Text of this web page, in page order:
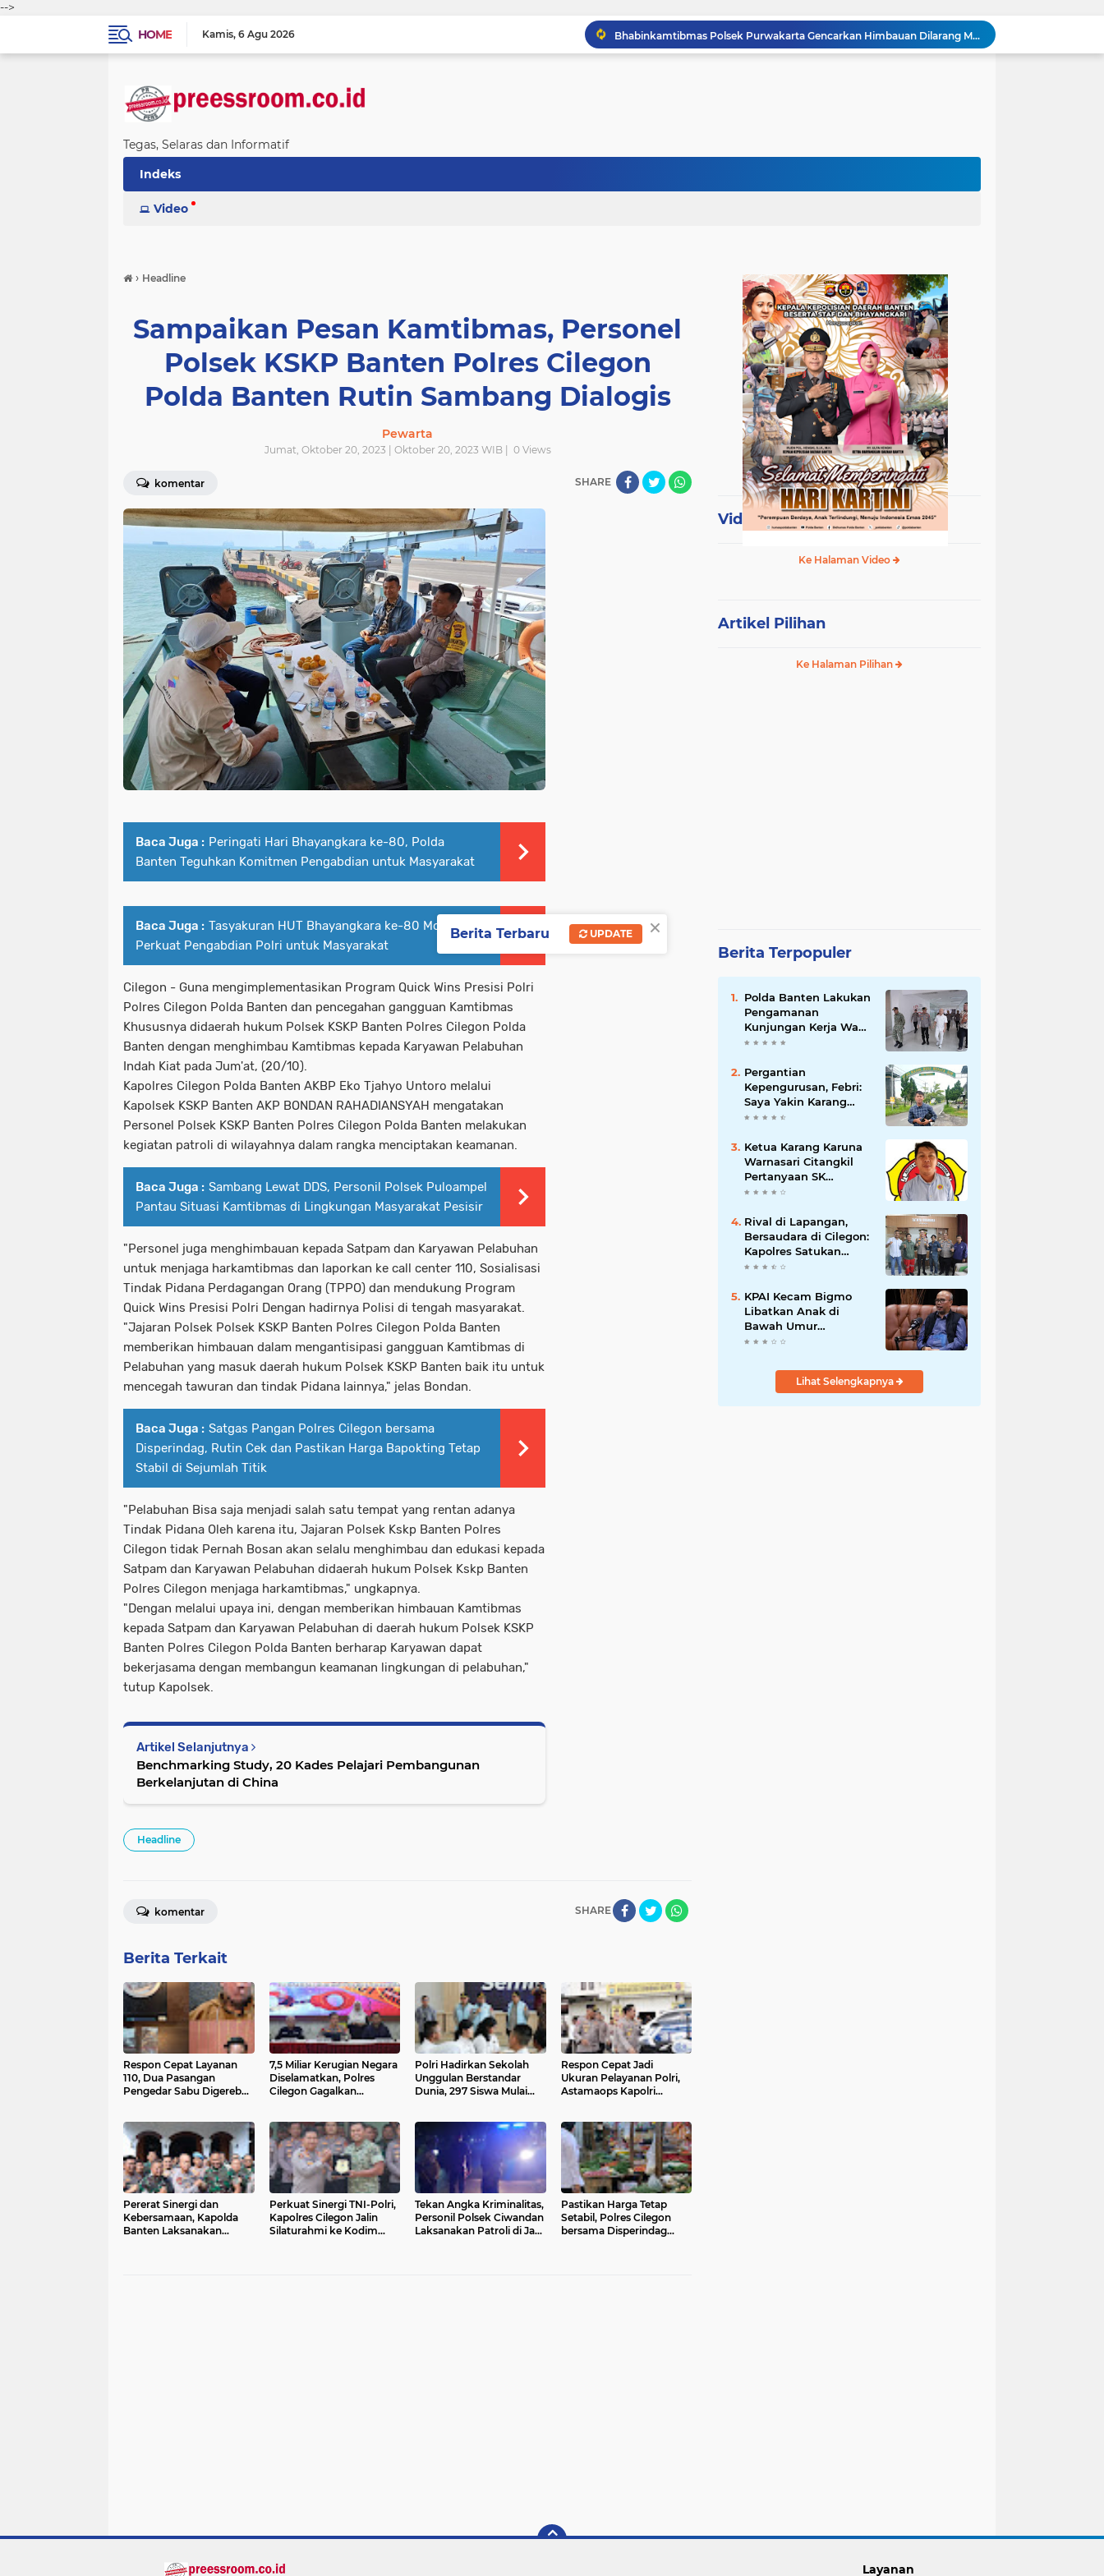
-->
HOME
Kamis 6 Agu 2026
502 Ribu Liter Air Bersih Disalurkan Polda Banten untuk Enam Kecamatan di Kabupaten Serang
Anggota Polsek Puloampel Rutin Laksanakan Subuh Keliling di Desa Binaannya
Tegas, Selaras dan Informatif
Indeks
Video
› Headline
Sampaikan Pesan Kamtibmas, Personel
Polsek KSKP Banten Polres Cilegon
Polda Banten Rutin Sambang Dialogis
Pewarta
Jumat, Oktober 20, 2023 | Oktober 20, 2023 WIB | 0Views
komentar SHARE
Baca Juga : Peringati Hari Bhayangkara ke-80, Polda
Banten Teguhkan Komitmen Pengabdian untuk Masyarakat
Baca Juga : Tasyakuran HUT Bhayangkara ke-80 Momentum
Perkuat Pengabdian Polri untuk Masyarakat
Cilegon - Guna mengimplementasikan Program Quick Wins Presisi Polri
Polres Cilegon Polda Banten dan pencegahan gangguan Kamtibmas
Khususnya didaerah hukum Polsek KSKP Banten Polres Cilegon Polda
Banten dengan menghimbau Kamtibmas kepada Karyawan Pelabuhan
Indah Kiat pada Jum'at, (20/10).
Kapolres Cilegon Polda Banten AKBP Eko Tjahyo Untoro melalui
Kapolsek KSKP Banten AKP BONDAN RAHADIANSYAH mengatakan
Personel Polsek KSKP Banten Polres Cilegon Polda Banten melakukan
kegiatan patroli di wilayahnya dalam rangka menciptakan keamanan.
Baca Juga : Sambang Lewat DDS, Personil Polsek Puloampel
Pantau Situasi Kamtibmas di Lingkungan Masyarakat Pesisir
"Personel juga menghimbauan kepada Satpam dan Karyawan Pelabuhan
untuk menjaga harkamtibmas dan laporkan ke call center 110, Sosialisasi
Tindak Pidana Perdagangan Orang (TPPO) dan mendukung Program
Quick Wins Presisi Polri Dengan hadirnya Polisi di tengah masyarakat.
"Jajaran Polsek Polsek KSKP Banten Polres Cilegon Polda Banten
memberikan himbauan dalam mengantisipasi gangguan Kamtibmas di
Pelabuhan yang masuk daerah hukum Polsek KSKP Banten baik itu untuk
mencegah tawuran dan tindak Pidana lainnya," jelas Bondan.
Baca Juga : Satgas Pangan Polres Cilegon bersama
Disperindag, Rutin Cek dan Pastikan Harga Bapokting Tetap
Stabil di Sejumlah Titik
"Pelabuhan Bisa saja menjadi salah satu tempat yang rentan adanya
Tindak Pidana Oleh karena itu, Jajaran Polsek Kskp Banten Polres
Cilegon tidak Pernah Bosan akan selalu menghimbau dan edukasi kepada
Satpam dan Karyawan Pelabuhan didaerah hukum Polsek Kskp Banten
Polres Cilegon menjaga harkamtibmas," ungkapnya.
"Dengan melalui upaya ini, dengan memberikan himbauan Kamtibmas
kepada Satpam dan Karyawan Pelabuhan di daerah hukum Polsek KSKP
Banten Polres Cilegon Polda Banten berharap Karyawan dapat
bekerjasama dengan membangun keamanan lingkungan di pelabuhan,"
tutup Kapolsek.
Artikel Selanjutnya
Benchmarking Study, 20 Kades Pelajari Pembangunan
Berkelanjutan di China
Headline
SHARE
komentar
Berita Terkait
Respon Cepat Layanan
110, Dua Pasangan
Pengedar Sabu Digerebek
7,5 Miliar Kerugian Negara
Diselamatkan, Polres
Cilegon Gagalkan
Polri Hadirkan Sekolah
Unggulan Berstandar
Dunia, 297 Siswa Mulai
Respon Cepat Jadi
Ukuran Pelayanan Polri,
Astamaops Kapolri
Command Center
Pererat Sinergi dan
Kebersamaan, Kapolda
Banten Laksanakan
Perkuat Sinergi TNI-Polri,
Kapolres Cilegon Jalin
Silaturahmi ke Kodim
Tekan Angka Kriminalitas,
Personil Polsek Ciwandan
Laksanakan Patroli di Jam
Pastikan Harga Tetap
Setabil, Polres Cilegon
bersama Disperindag
Video Terpopuler
Ke Halaman Video
Artikel Pilihan
Ke Halaman Pilihan
Berita Terpopuler
Polda Banten Lakukan
Pengamanan
Kunjungan Kerja Wakil
Presiden RI
Pergantian
Kepengurusan, Febri:
Saya Yakin Karang
Taruna Wanakarsa
Kepemimpinan Bung
Entus Jauh Membawa
Manfaat
Ketua Karang Karuna
Warnasari Citangkil
Pertanyaan SK
Karetaker dan Urgensi
Berduka
Rival di Lapangan,
Bersaudara di Cilegon:
Kapolres Satukan
Viking dan Jak Mania
Piala Presiden 2026
KPAI Kecam Bigmo
Libatkan Anak di
Bawah Umur
Promosikan Liquid
Bertindak Tegas
Lihat Selengkapnya
Layanan
×
Berita Terbaru UPDATE